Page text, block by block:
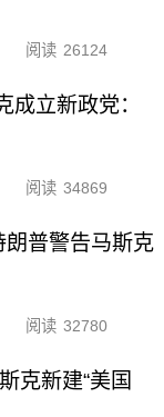
阅读 26124
成立新政党：
阅读 34869
朗普警告马斯克
阅读 32780
克新建“美国